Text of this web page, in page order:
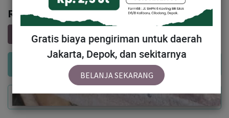
Rp5,852,000
Add to Cart
Buy Now
Gratis biaya pengiriman untuk daerah
Jakarta, Depok, dan sekitarnya
BELANJA SEKARANG